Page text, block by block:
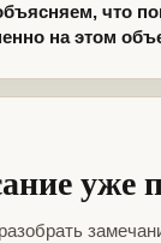
что
на этом
уже